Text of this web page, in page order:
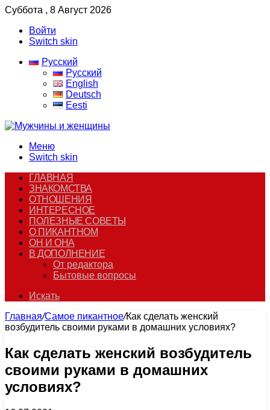
Суббота , 8 Август 2026
Войти
Switch skin
Русский
Русский
English
Deutsch
Eesti
Меню
Switch skin
ГЛАВНАЯ
ЗНАКОМСТВА
ОТНОШЕНИЯ
ИНТЕРЕСНОЕ
ПОЛЕЗНЫЕ СОВЕТЫ
О ПИКАНТНОМ
ОН И ОНА
В ДОПОЛНЕНИЕ
От редактора
Бытовые вопросы
Искать
Главная/Самое пикантное/Как сделать женский
возбудитель своими руками в домашних условиях?
Как сделать женский возбудитель
своими руками в домашних
условиях?